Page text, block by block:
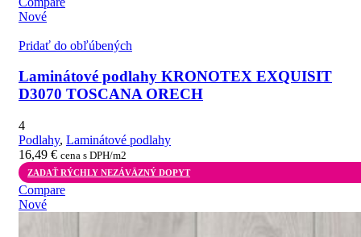
Nové
Pridať do obľúbených
Laminátové podlahy KRONOTEX EXQUISIT
D3070 TOSCANA ORECH
4
Podlahy, Laminátové podlahy
16,49 € cena s DPH/m2
ZADAŤ RÝCHLY NEZÁVÄZNÝ DOPYT
Compare
Nové